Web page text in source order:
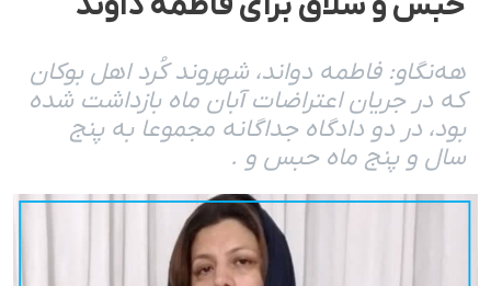
هەنگاو: فاطمە دواند، شهروند کُرد اهل بوکان
کە در جریان اعتراضات آبان ماه بازداشت شدە
بود، در دو دادگاه جداگانە مجموعا بە پنج
سال و پنج ماه حبس و .